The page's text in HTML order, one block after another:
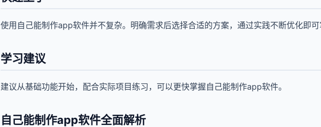
使用自己能制作app软件并不复杂。明确需求后选择合适的方案，通过实践不断优化即
学习建议
建议从基础功能开始，配合实际项目练习，可以更快掌握自己能制作app软件。
自己能制作app软件全面解析